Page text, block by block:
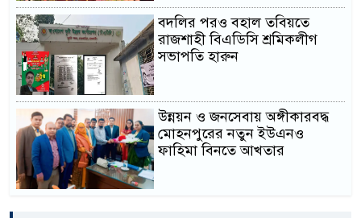
বদলির পরও বহাল তবিয়তে
রাজশাহী বিএডিসি শ্রমিকলীগ
সভাপতি হারুন
উন্নয়ন ও জনসেবায় অঙ্গীকারবদ্ধ
মোহনপুরের নতুন ইউএনও
ফাহিমা বিনতে আখতার